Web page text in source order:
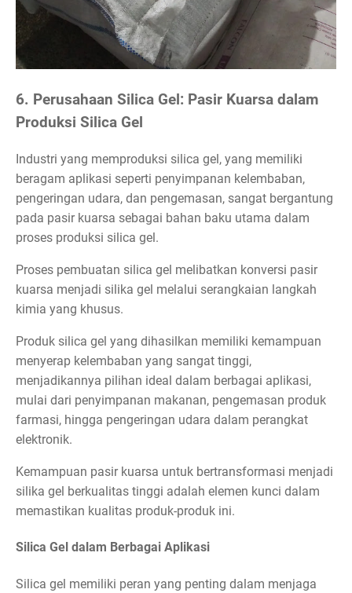
6. Perusahaan Silica Gel: Pasir Kuarsa dalam
Produksi Silica Gel
Industri yang memproduksi silica gel, yang memiliki
beragam aplikasi seperti penyimpanan kelembaban,
pengeringan udara, dan pengemasan, sangat bergantung
pada pasir kuarsa sebagai bahan baku utama dalam
proses produksi silica gel.
Proses pembuatan silica gel melibatkan konversi pasir
kuarsa menjadi silika gel melalui serangkaian langkah
kimia yang khusus.
Produk silica gel yang dihasilkan memiliki kemampuan
menyerap kelembaban yang sangat tinggi,
menjadikannya pilihan ideal dalam berbagai aplikasi,
mulai dari penyimpanan makanan, pengemasan produk
farmasi, hingga pengeringan udara dalam perangkat
elektronik.
Kemampuan pasir kuarsa untuk bertransformasi menjadi
silika gel berkualitas tinggi adalah elemen kunci dalam
memastikan kualitas produk-produk ini.
Silica Gel dalam Berbagai Aplikasi
Silica gel memiliki peran yang penting dalam menjaga